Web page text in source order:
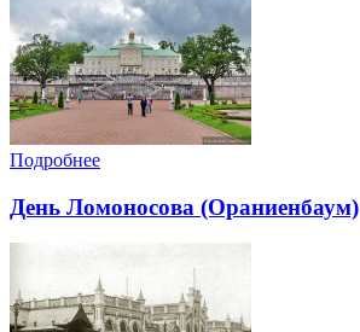
Подробнее
День Ломоносова (Ораниенбаум)